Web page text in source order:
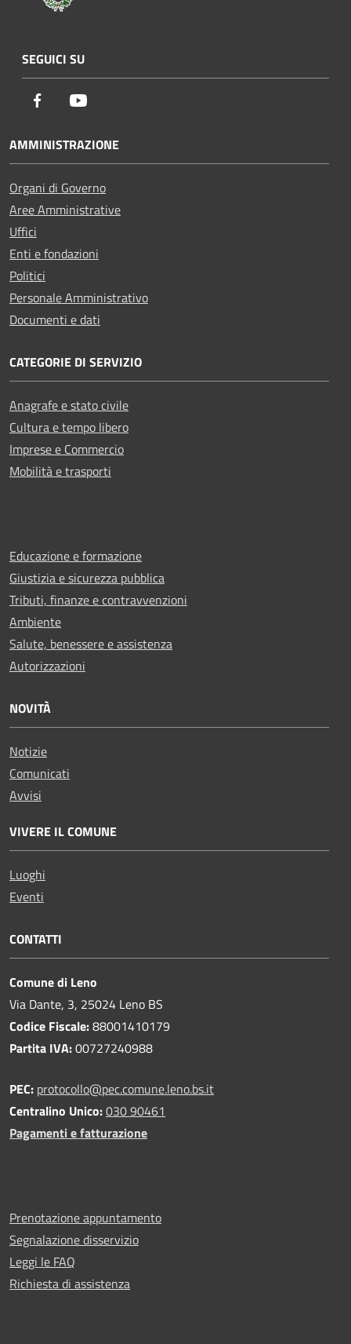
SEGUICI SU
Facebook
AMMINISTRAZIONE
Organi di Governo
Aree Amministrative
Uffici
Enti e fondazioni
Politici
Personale Amministrativo
Documenti e dati
CATEGORIE DI SERVIZIO
Anagrafe e stato civile
Cultura e tempo libero
Imprese e Commercio
Mobilità e trasporti
Educazione e formazione
Giustizia e sicurezza pubblica
Tributi, finanze e contravvenzioni
Ambiente
Salute, benessere e assistenza
Autorizzazioni
NOVITÀ
Notizie
Comunicati
Avvisi
VIVERE IL COMUNE
Luoghi
Eventi
CONTATTI
Comune di Leno
Via Dante, 3, 25024 Leno BS
Codice Fiscale:88001410179
Partita IVA:00727240988
PEC: protocollo@pec.comune.leno.bs.it
Centralino Unico:030 90461
Pagamenti e fatturazione
Prenotazione appuntamento
Segnalazione disservizio
Leggi le FAQ
Richiesta di assistenza